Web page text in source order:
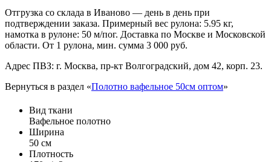
Отгрузка со склада в Иваново — день в день при
подтверждении заказа. Примерный вес рулона: 5.95 кг,
намотка в рулоне: 50 м/пог. Доставка по Москве и Московской
области. От 1 рулона, мин. сумма 3 000 руб.
Адрес ПВЗ: г. Москва, пр-кт Волгоградский, дом 42, корп. 23.
Вернуться в раздел «Полотно вафельное 50см оптом»
Вид ткани
Вафельное полотно
Ширина
50 см
Плотность